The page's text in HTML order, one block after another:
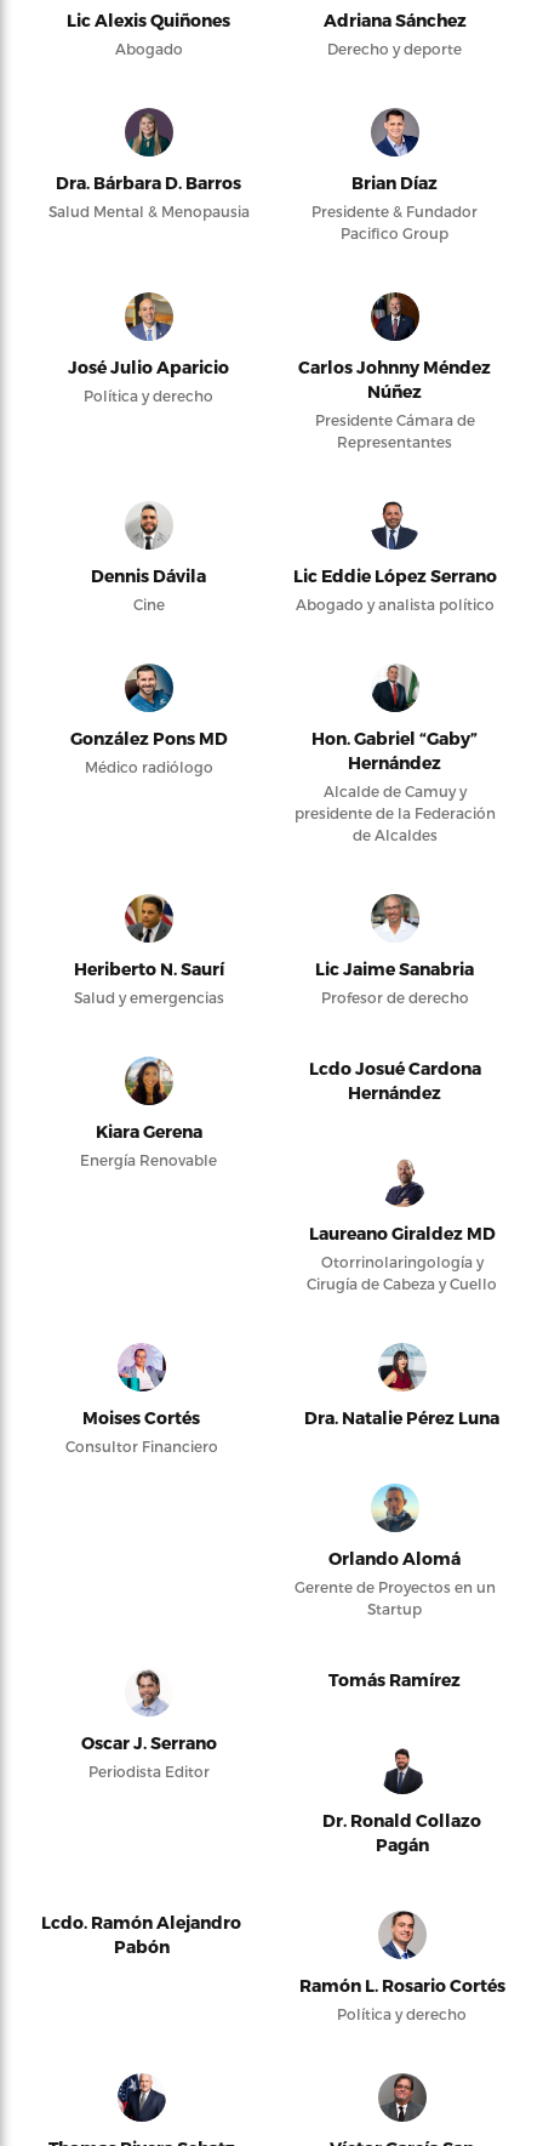
Lic Alexis Quiñones
Abogado
Adriana Sánchez
Derecho y deporte
Dra. Bárbara D. Barros
Salud Mental & Menopausia
Brian Díaz
Presidente & Fundador
Pacifico Group
José Julio Aparicio
Política y derecho
Carlos Johnny Méndez
Núñez
Presidente Cámara de
Representantes
Dennis Dávila
Cine
Lic Eddie López Serrano
Abogado y analista político
González Pons MD
Médico radiólogo
Hon. Gabriel “Gaby”
Hernández
Alcalde de Camuy y
presidente de la Federación
de Alcaldes
Heriberto N. Saurí
Salud y emergencias
Lic Jaime Sanabria
Profesor de derecho
Kiara Gerena
Energía Renovable
Lcdo Josué Cardona
Hernández
Laureano Giraldez MD
Otorrinolaringología y
Cirugía de Cabeza y Cuello
Moises Cortés
Consultor Financiero
Dra. Natalie Pérez Luna
Orlando Alomá
Gerente de Proyectos en un
Startup
Oscar J. Serrano
Periodista Editor
Tomás Ramírez
Dr. Ronald Collazo
Pagán
Lcdo. Ramón Alejandro
Pabón
Ramón L. Rosario Cortés
Política y derecho